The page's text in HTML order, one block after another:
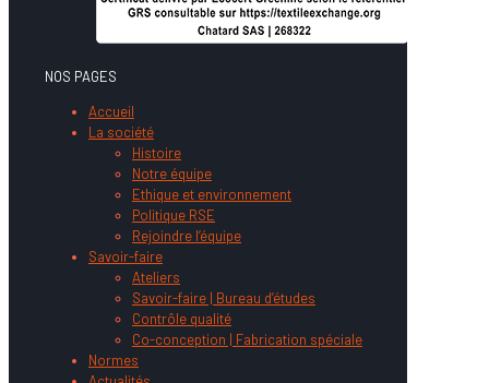
NOS PAGES
Accueil
La société
Histoire
Notre équipe
Ethique et environnement
Politique RSE
Rejoindre l’équipe
Savoir-faire
Ateliers
Savoir-faire | Bureau d’études
Contrôle qualité
Co-conception | Fabrication spéciale
Normes